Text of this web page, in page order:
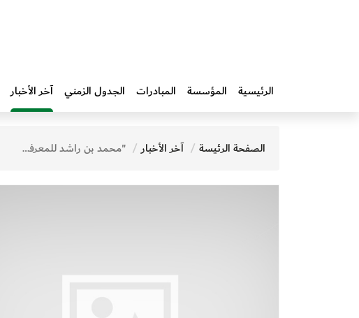
الرئيسية المؤسسة المبادرات‎ الجدول الزمني آخر الأخبار
الصفحة الرئيسة آخر الأخبار "محمد بن راشد للمعرفة" تكرِّم شركاءها في ختام الدورة السابعة